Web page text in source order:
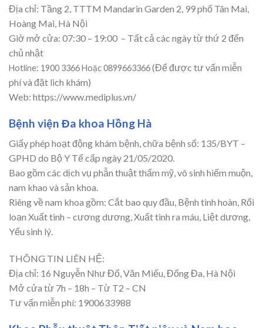
Địa chỉ: Tầng 2, TTTM Mandarin Garden 2, 99 phố Tân Mai,
Hoàng Mai, Hà Nội
Giờ mở cửa: 07:30 – 19:00 – Tất cả các ngày từ thứ 2 đến
chủ nhật
Hotline: 1900 3366 Hoặc 0899663366(Để được tư vấn miễn
phí và đặt lich khám)
Web: https://www.mediplus.vn/
Bệnh viện Đa khoa Hồng Hà
Giấy phép hoạt động khám bệnh, chữa bệnh số: 135/BYT –
GPHD do Bộ Y Tế cấp ngày 21/05/2020.
Bao gồm các dịch vụ phẫn thuật thẩm mỹ, vô sinh hiếm muộn,
nam khao và sản khoa.
Riêng về nam khoa gồm: Cắt bao quy đầu, Bệnh tinh hoàn, Rối
loạn Xuất tinh – cương dương, Xuất tinh ra máu, Liệt dương,
Yếu sinh lý.
THÔNG TIN LIÊN HỆ:
Địa chỉ: 16 Nguyễn Như Đổ, Văn Miếu, Đống Đa, Hà Nội
Mở cửa từ 7h – 18h – Từ T2 – CN
Tư vấn miễn phí: 1900633988